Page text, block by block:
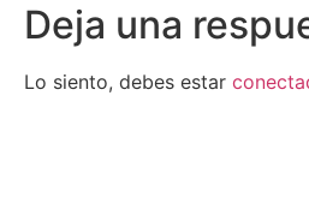
Deja una
Lo siento, debes estar